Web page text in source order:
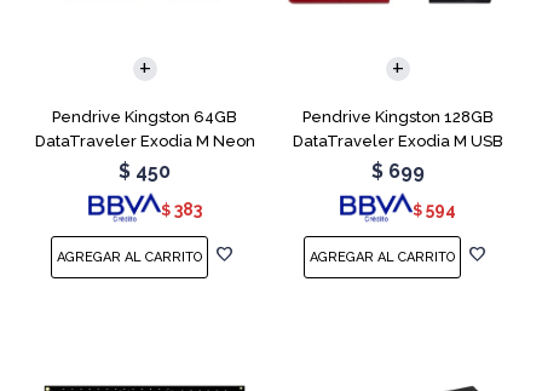
Pendrive Kingston 64GB
DataTraveler Exodia M Neon
Purple
$ 450
$ 383
Pendrive Kingston 128GB
DataTraveler Exodia M USB
3.2
$ 699
$ 594